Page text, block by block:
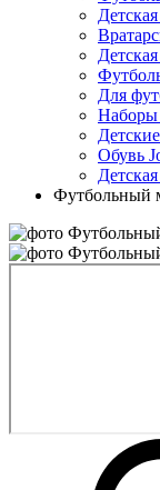
Для
Наборы
Обувь
Футбольный